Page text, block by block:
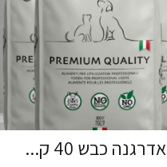
אדרגנה כבש 40 ק...